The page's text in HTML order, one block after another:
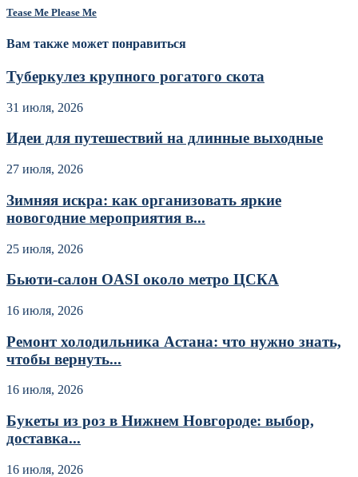
Tease Me Please Me
Вам также может понравиться
Туберкулез крупного рогатого скота
31 июля, 2026
Идеи для путешествий на длинные выходные
27 июля, 2026
Зимняя искра: как организовать яркие
новогодние мероприятия в...
25 июля, 2026
Бьюти-салон OASI около метро ЦСКА
16 июля, 2026
Ремонт холодильника Астана: что нужно знать,
чтобы вернуть...
16 июля, 2026
Букеты из роз в Нижнем Новгороде: выбор,
доставка...
16 июля, 2026